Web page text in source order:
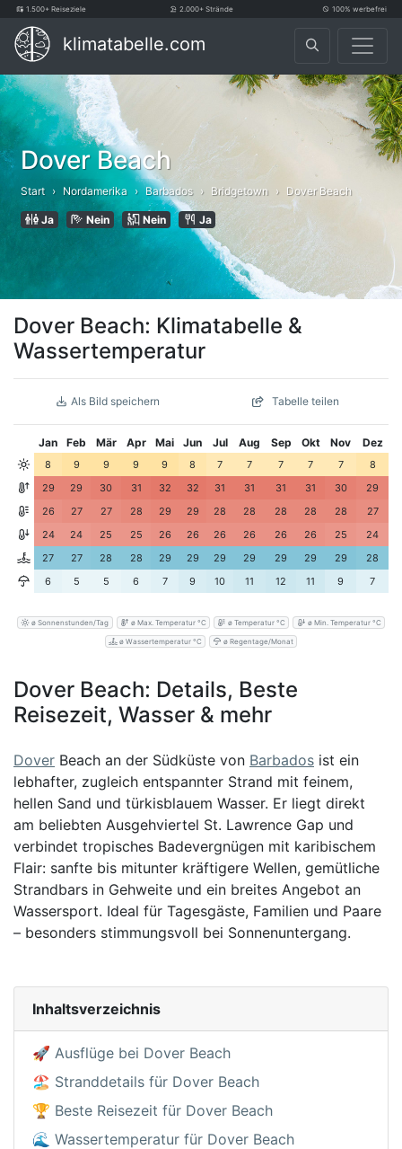
1.500+ Reiseziele 2.000+ Strände 100% werbefrei
klimatabelle.com
Dover Beach
Start Nordamerika Barbados Bridgetown Dover Beach
Ja Nein Nein Ja
Dover Beach: Klimatabelle &
Wassertemperatur
Als Bild speichern Tabelle teilen
Jan Feb Mär Apr Mai Jun Jul Aug Sep Okt Nov Dez
8 9 9 9 9 8 7 7 7 7 7
8
29
29 30 31 32 32 31 31 31 31 30
29
26
27 27 28 29 29 28 28 28 28 28
27
24
24 25 25 26 26 26 26 26 26 25
24
27
27 28 28 29 29 29 29 29 29 29
28
6
5 5 6 7 9 10 11 12 11 9 7
ø Sonnenstunden/Tag ø Max. Temperatur °C ø Temperatur °C ø Min. Temperatur °C
ø Wassertemperatur °C ø Regentage/Monat
Dover Beach: Details, Beste
Reisezeit, Wasser & mehr
Dover Beach an der Südküste von Barbados ist ein
lebhafter, zugleich entspannter Strand mit feinem,
hellen Sand und türkisblauem Wasser. Er liegt direkt
am beliebten Ausgehviertel St. Lawrence Gap und
verbindet tropisches Badevergnügen mit karibischem
Flair: sanfte bis mitunter kräftigere Wellen, gemütliche
Strandbars in Gehweite und ein breites Angebot an
Wassersport. Ideal für Tagesgäste, Familien und Paare
– besonders stimmungsvoll bei Sonnenuntergang.
Inhaltsverzeichnis
🚀 Ausflüge bei Dover Beach
🏖️ Stranddetails für Dover Beach
🏆 Beste Reisezeit für Dover Beach
🌊 Wassertemperatur für Dover Beach